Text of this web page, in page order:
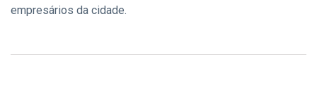
empresários da cidade.